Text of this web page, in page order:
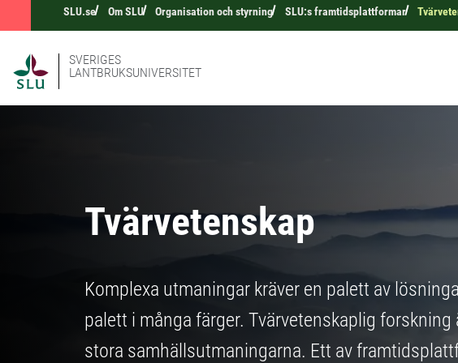
SLU.se Om SLU Organisation och styrning SLU:s framtidsplattformar
SVERIGES
LANTBRUKSUNIVERSITET
Tvärvetenskap
Komplexa utmaningar kräver en palett av
palett i många färger. Tvärvetenskaplig
stora samhällsutmaningarna. Ett av